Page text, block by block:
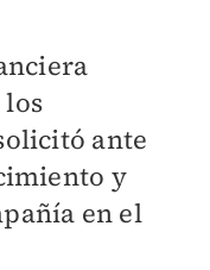
ante
y
en el